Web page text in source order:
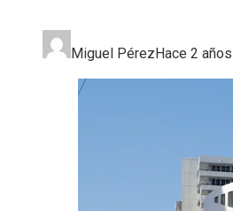
Miguel Pérez Hace 2 años